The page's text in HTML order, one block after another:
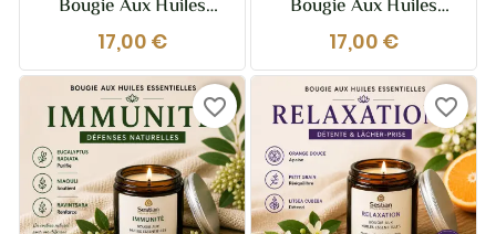
Bougie Aux Huiles
Essentielles Méditation
– Ancrage & Sérénité |
Sestian Nature Et
Senteurs
17,00 €
Bougie Aux Huiles
Essentielles Vitalité –
Énergie & Tonus |
Sestian Nature Et
Senteurs
17,00 €
favorite_border favorite_border